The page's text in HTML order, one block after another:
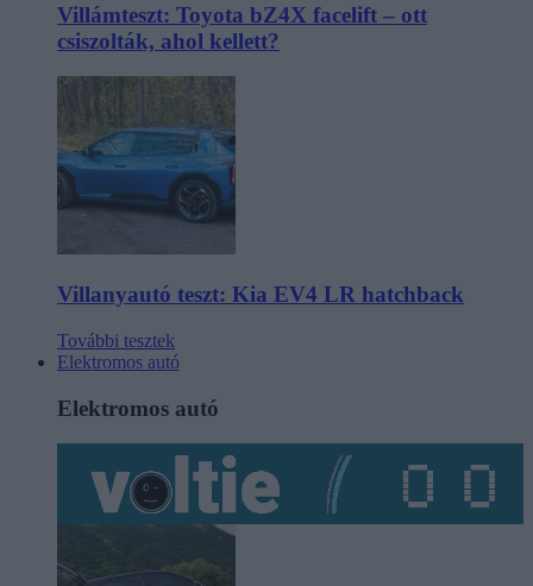
Villámteszt: Toyota bZ4X facelift – ott
csiszolták, ahol kellett?
Villanyautó teszt: Kia EV4 LR hatchback
További tesztek
Elektromos autó
Elektromos autó